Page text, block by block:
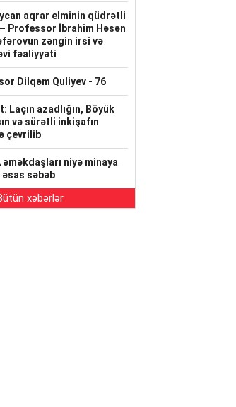
aqrar elminin qüdrətli
Professor İbrahim Həsən
zəngin irsi və
fəaliyyəti
Dilqəm Quliyev - 76
Laçın azadlığın, Böyük
və sürətli inkişafın
çevrilib
əməkdaşları niyə minaya
səbəb
xəbərlər